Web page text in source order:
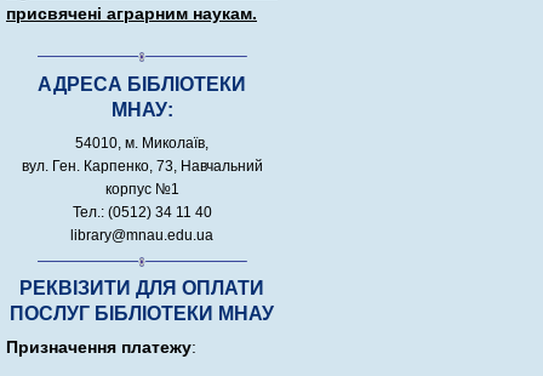
присвячені аграрним наукам.
АДРЕСА БІБЛІОТЕКИ
МНАУ:
54010, м. Миколаїв,
вул. Ген. Карпенко, 73, Навчальний
корпус №1
Тел.: (0512) 34 11 40
library@mnau.edu.ua
РЕКВІЗИТИ ДЛЯ ОПЛАТИ
ПОСЛУГ БІБЛІОТЕКИ МНАУ
Призначення платежу: